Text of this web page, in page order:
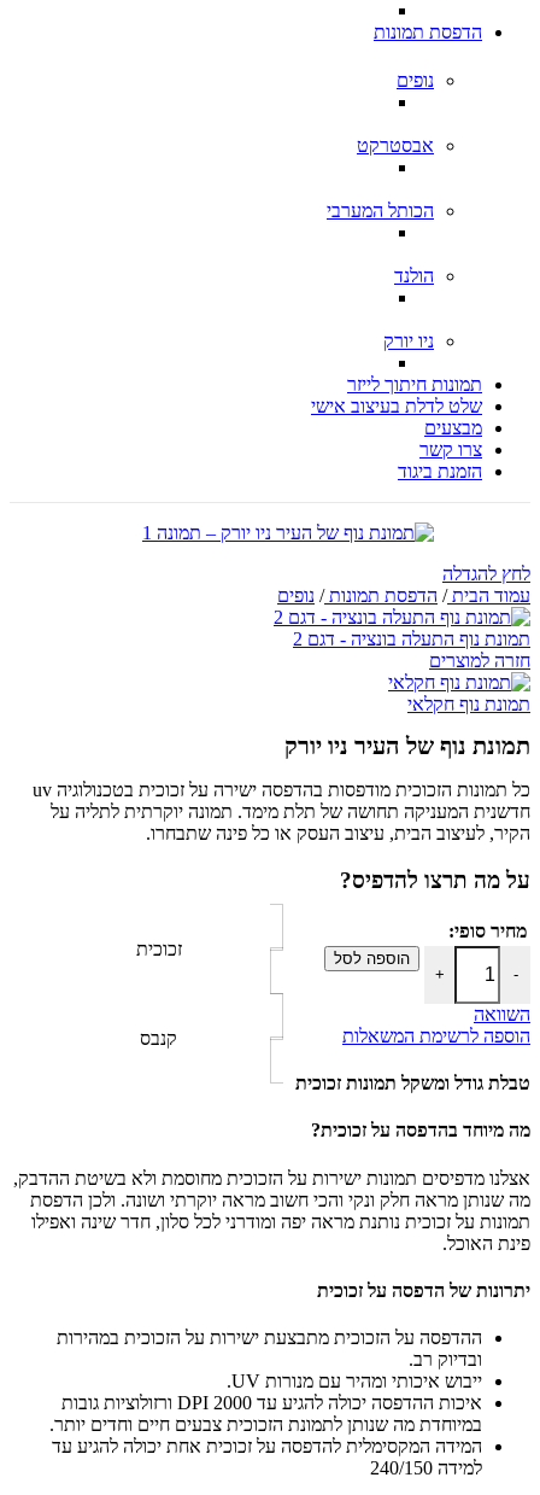
הדפסת תמונות
נופים
אבסטרקט
הכותל המערבי
הולנד
ניו יורק
תמונות חיתוך לייזר
שלט לדלת בעיצוב אישי
מבצעים
צרו קשר
הזמנת ביגוד
לחץ להגדלה
עמוד הבית/ הדפסת תמונות/ נופים
תמונת נוף התעלה בונציה - דגם 2
חזרה למוצרים
תמונת נוף חקלאי
תמונת נוף של העיר ניו יורק
כל תמונות הזכוכית מודפסות בהדפסה ישירה על זכוכית בטכנולוגיה uv
חדשנית המעניקה תחושה של תלת מימד. תמונה יוקרתית לתליה על
הקיר, לעיצוב הבית, עיצוב העסק או כל פינה שתבחרו.
על מה תרצו להדפיס?
זכוכית
קנבס
מחיר סופי:
-
כמות של תמונת נוף של העיר ניו יורק
+
הוספה לסל
השוואה
הוספה לרשימת המשאלות
טבלת גודל ומשקל תמונות זכוכית
מה מיוחד בהדפסה על זכוכית?
אצלנו מדפיסים תמונות ישירות על הזכוכית מחוסמת ולא בשיטת ההדבק,
מה שנותן מראה חלק ונקי והכי חשוב מראה יוקרתי ושונה. ולכן הדפסת
תמונות על זכוכית נותנת מראה יפה ומודרני לכל סלון, חדר שינה ואפילו
פינת האוכל.
יתרונות של הדפסה על זכוכית
ההדפסה על הזכוכית מתבצעת ישירות על הזכוכית במהירות
ובדיוק רב.
ייבוש איכותי ומהיר עם מנורות UV.
איכות ההדפסה יכולה להגיע עד 2000 DPI ורזולוציות גובות
במיוחדת מה שנותן לתמונת הזכוכית צבעים חיים וחדים יותר.
המידה המקסימלית להדפסה על זכוכית אחת יכולה להגיע עד
למידה 240/150